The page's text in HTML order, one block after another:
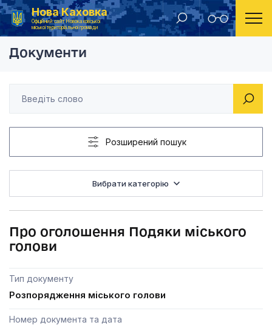
Нова Каховка
Офіційний сайт Новокаховської
міської територіальної громади
Головна Розпорядження Новокаховського міського голови 2021 рік Про оголошення
Документи
Розширений пошук
Вибрати категорію
Про оголошення Подяки міського
голови
Тип документу
Розпорядження міського голови
Номер документа та дата